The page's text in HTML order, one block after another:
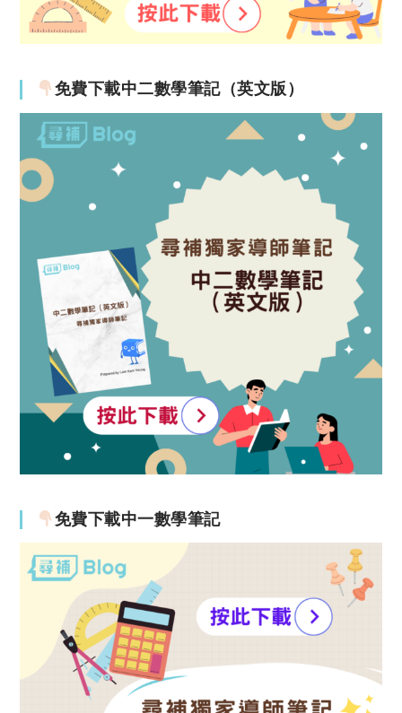
免費下載中二數學筆記（英文版）
免費下載中一數學筆記